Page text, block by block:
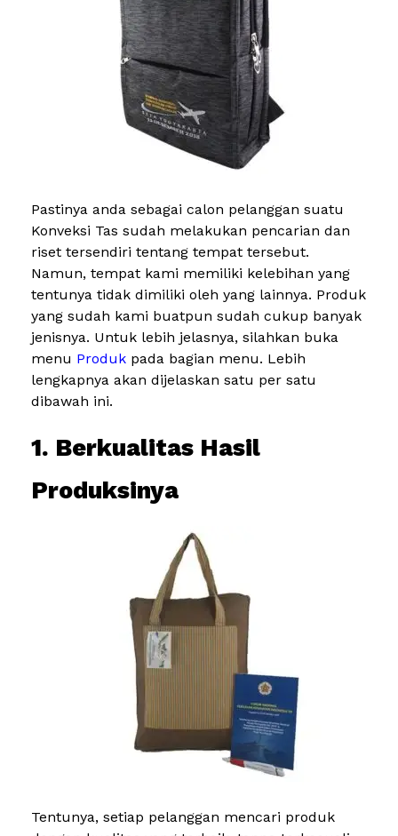
Pastinya anda sebagai calon pelanggan suatu
Konveksi Tas sudah melakukan pencarian dan
riset tersendiri tentang tempat tersebut.
Namun, tempat kami memiliki kelebihan yang
tentunya tidak dimiliki oleh yang lainnya. Produk
yang sudah kami buatpun sudah cukup banyak
jenisnya. Untuk lebih jelasnya, silahkan buka
menu Produk pada bagian menu. Lebih
lengkapnya akan dijelaskan satu per satu
dibawah ini.
1. Berkualitas Hasil
Produksinya
Tentunya, setiap pelanggan mencari produk